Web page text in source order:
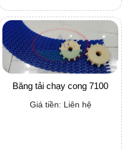
Băng tải chạy cong 7100
Giá tiền: Liên hệ